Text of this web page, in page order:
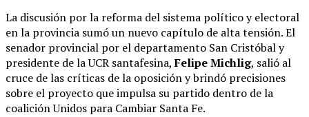
La discusión por la reforma del sistema político y electoral
en la provincia sumó un nuevo capítulo de alta tensión. El
senador provincial por el departamento San Cristóbal y
presidente de la UCR santafesina,Felipe Michlig, salió al
cruce de las críticas de la oposición y brindó precisiones
sobre el proyecto que impulsa su partido dentro de la
coalición Unidos para Cambiar Santa Fe.